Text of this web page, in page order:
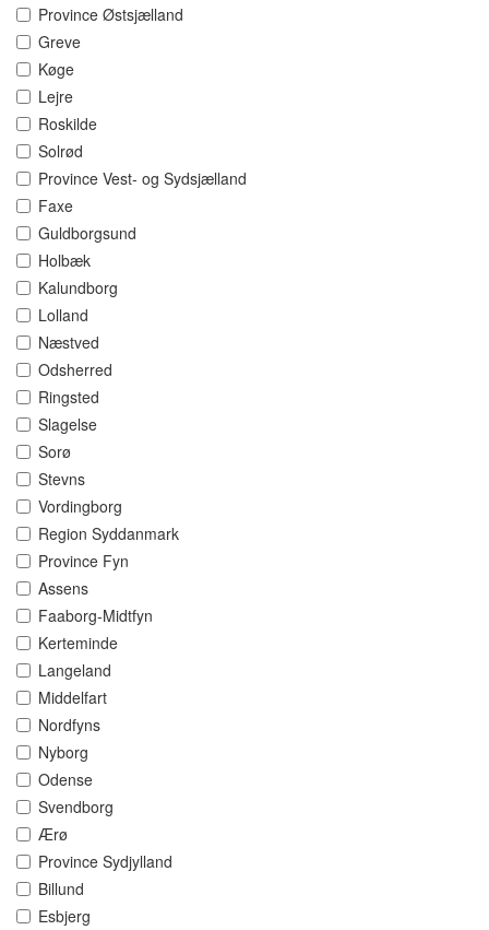
Province Østsjælland
Greve
Køge
Lejre
Roskilde
Solrød
Province Vest- og Sydsjælland
Faxe
Guldborgsund
Holbæk
Kalundborg
Lolland
Næstved
Odsherred
Ringsted
Slagelse
Sorø
Stevns
Vordingborg
Region Syddanmark
Province Fyn
Assens
Faaborg-Midtfyn
Kerteminde
Langeland
Middelfart
Nordfyns
Nyborg
Odense
Svendborg
Ærø
Province Sydjylland
Billund
Esbjerg